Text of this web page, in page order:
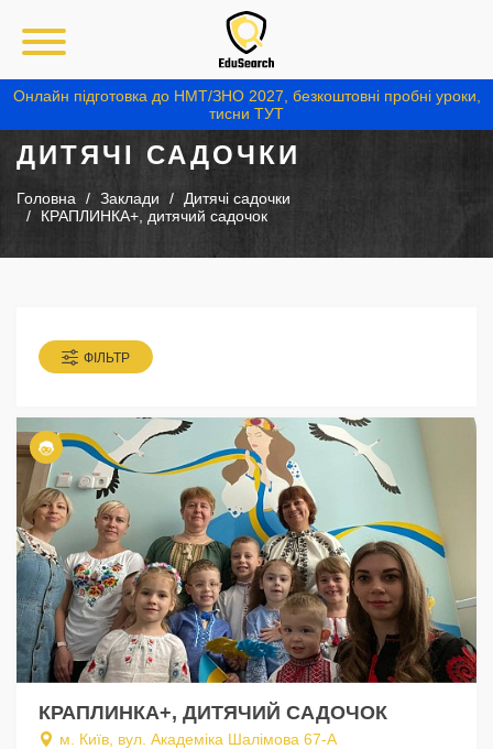
Онлайн підготовка до НМТ/ЗНО 2027, безкоштовні пробні уроки,
тисни ТУТ
ДИТЯЧІ САДОЧКИ
Головна Заклади
Дитячі садочки
КРАПЛИНКА+, дитячий садочок
ФІЛЬТР
КРАПЛИНКА+, ДИТЯЧИЙ САДОЧОК
м. Київ, вул. Академіка Шалімова 67-А